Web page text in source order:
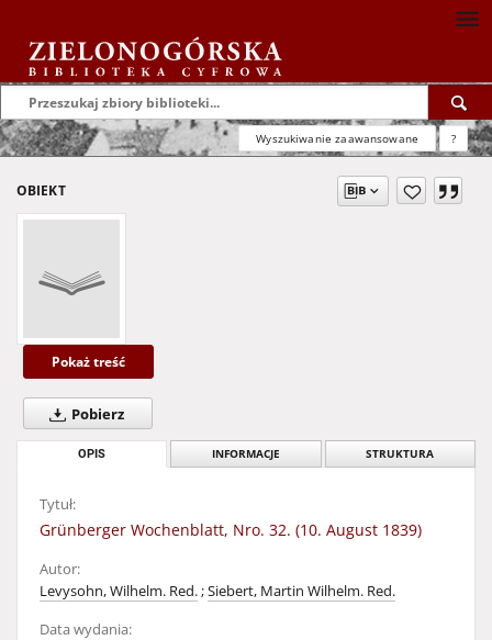
Wyszukiwanie zaawansowane ?
OBIEKT
Pokaż treść
Pobierz
OPIS INFORMACJE STRUKTURA
Tytuł:
Grünberger Wochenblatt, Nro. 32. (10. August 1839)
Autor:
Levysohn, Wilhelm. Red.;Siebert, Martin Wilhelm. Red.
Data wydania: